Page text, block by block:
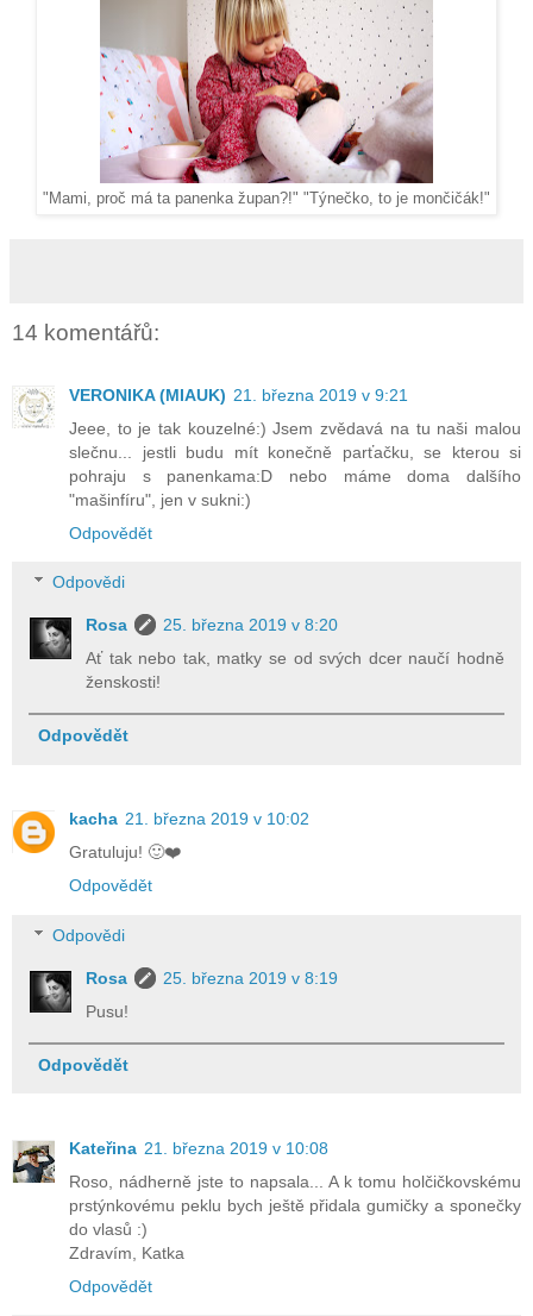
"Mami, proč má ta panenka župan?!" "Týnečko, to je mončičák!"
14 komentářů:
VERONIKA (MIAUK) 21. března 2019 v 9:21
Jeee, to je tak kouzelné:) Jsem zvědavá na tu naši malou
slečnu... jestli budu mít konečně parťačku, se kterou si
pohraju s panenkama:D nebo máme doma dalšího
"mašinfíru", jen v sukni:)
Odpovědět
Odpovědi
Rosa
25. března 2019 v 8:20
Ať tak nebo tak, matky se od svých dcer naučí hodně
ženskosti!
Odpovědět
kacha 21. března 2019 v 10:02
Gratuluju! 🙂❤️
Odpovědět
Odpovědi
Rosa
25. března 2019 v 8:19
Pusu!
Odpovědět
Kateřina 21. března 2019 v 10:08
Roso, nádherně jste to napsala... A k tomu holčičkovskému
prstýnkovému peklu bych ještě přidala gumičky a sponečky
do vlasů :)
Zdravím, Katka
Odpovědět